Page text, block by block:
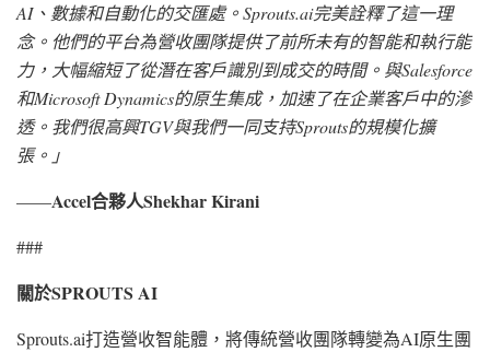
AI、數據和自動化的交匯處。Sprouts.ai完美詮釋了這一理
念。他們的平台為營收團隊提供了前所未有的智能和執行能
力，大幅縮短了從潛在客戶識別到成交的時間。與Salesforce
和Microsoft Dynamics的原生集成，加速了在企業客戶中的滲
透。我們很高興TGV與我們一同支持Sprouts的規模化擴
張。 」
——Accel合夥人Shekhar Kirani
###
關於SPROUTS AI
Sprouts.ai打造營收智能體，將傳統營收團隊轉變為AI原生團